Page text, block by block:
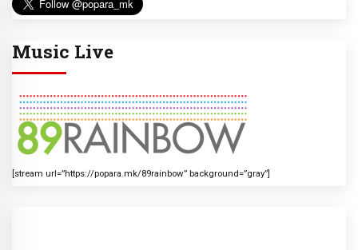
Music Live
[stream url=”https://popara.mk/89rainbow” background=”gray”]